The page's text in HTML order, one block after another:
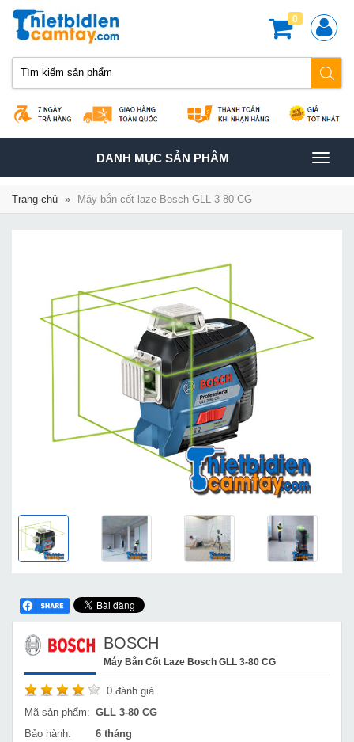
0
TOGGLE
NAVIGATION
DANH MỤC SẢN PHÂM
Trang chủ » Máy bắn cốt laze Bosch GLL 3-80 CG
BOSCH
Máy Bắn Cốt Laze Bosch GLL 3-80 CG
0 đánh giá
Mã sản phẩm: GLL 3-80 CG
Bảo hành:
6 tháng